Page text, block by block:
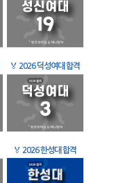
🏅 2026 덕성여대 합격
🏅 2026 한성대 합격